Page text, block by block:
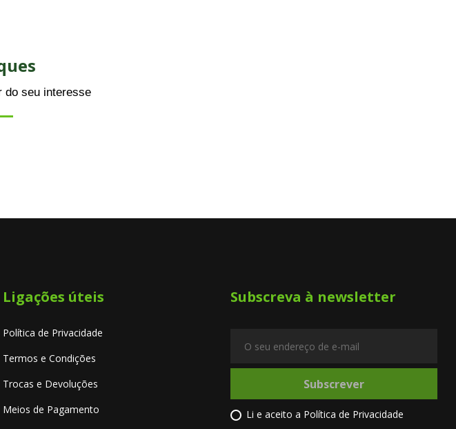
do seu interesse
Ligações úteis
Política de Privacidade
Termos e Condições
Trocas e Devoluções
Meios de Pagamento
Subscreva à newsletter
Subscrever
Li e aceito a Política de Privacidade